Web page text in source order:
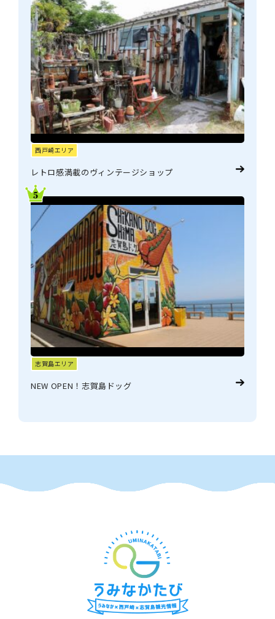
西戸崎エリア
レトロ感満載のヴィンテージショップ
志賀島エリア
NEW OPEN！志賀島ドッグ